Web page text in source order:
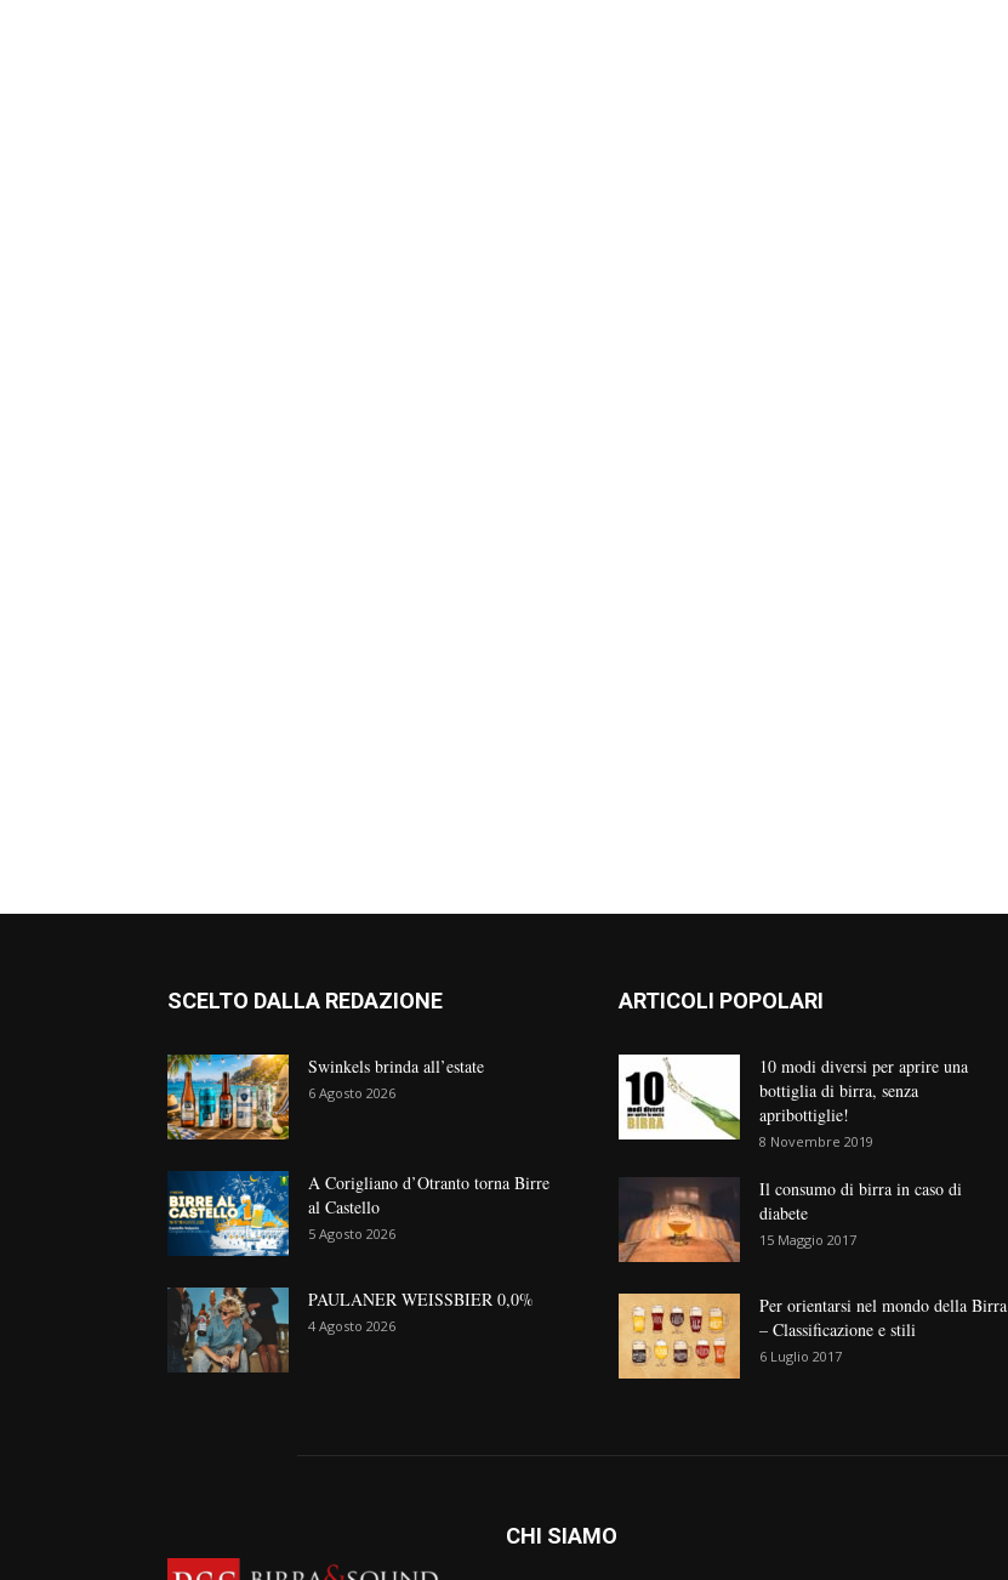
SCELTO DALLA REDAZIONE
Swinkels brinda all’estate
6 Agosto 2026
A Corigliano d’Otranto torna Birre
al Castello
5 Agosto 2026
PAULANER WEISSBIER 0,0%
4 Agosto 2026
ARTICOLI POPOLARI
10 modi diversi per aprire una
bottiglia di birra, senza
apribottiglie!
8 Novembre 2019
Il consumo di birra in caso di
diabete
15 Maggio 2017
Per orientarsi nel mondo della Birra
– Classificazione e stili
6 Luglio 2017
CHI SIAMO